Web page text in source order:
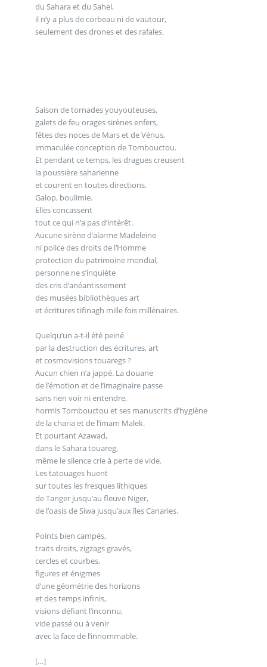
du Sahara et du Sahel,
il n’y a plus de corbeau ni de vautour,
seulement des drones et des rafales.
Saison de tornades youyouteuses,
galets de feu orages sirènes enfers,
fêtes des noces de Mars et de Vénus,
immaculée conception de Tombouctou.
Et pendant ce temps, les dragues creusent
la poussière saharienne
et courent en toutes directions.
Galop, boulimie.
Elles concassent
tout ce qui n’a pas d’intérêt.
Aucune sirène d’alarme Madeleine
ni police des droits de l’Homme
protection du patrimoine mondial,
personne ne s’inquiète
des cris d’anéantissement
des musées bibliothèques art
et écritures tifinagh mille fois millénaires.
Quelqu’un a-t-il été peiné
par la destruction des écritures, art
et cosmovisions touaregs ?
Aucun chien n’a jappé. La douane
de l’émotion et de l’imaginaire passe
sans rien voir ni entendre,
hormis Tombouctou et ses manuscrits d’hygiène
de la charia et de l’imam Malek.
Et pourtant Azawad,
dans le Sahara touareg,
même le silence crie à perte de vide.
Les tatouages huent
sur toutes les fresques lithiques
de Tanger jusqu’au fleuve Niger,
de l’oasis de Siwa jusqu’aux îles Canaries.
Points bien campés,
traits droits, zigzags gravés,
cercles et courbes,
figures et énigmes
d’une géométrie des horizons
et des temps infinis,
visions défiant l’inconnu,
vide passé ou à venir
avec la face de l’innommable.
[…]